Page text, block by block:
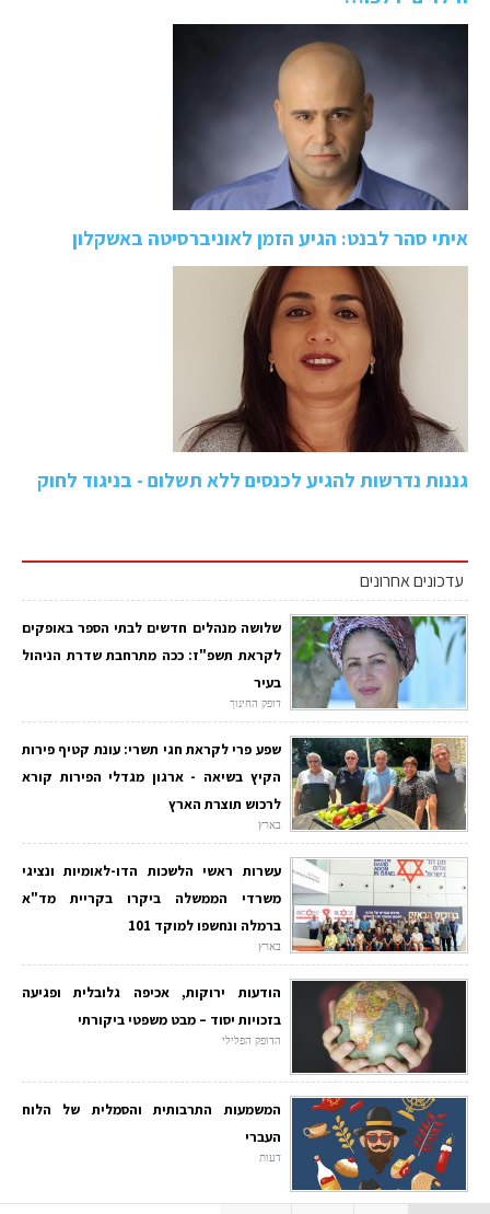
איתי סהר לבנט: הגיע הזמן לאוניברסיטה באשקלון
גננות נדרשות להגיע לכנסים ללא תשלום - בניגוד לחוק
עדכונים אחרונים
שלושה מנהלים חדשים לבתי הספר באופקים
לקראת תשפ"ז: ככה מתרחבת שדרת הניהול
בעיר
דופק החינוך
שפע פרי לקראת חגי תשרי: עונת קטיף פירות
הקיץ בשיאה - ארגון מגדלי הפירות קורא
לרכוש תוצרת הארץ
בארץ
עשרות ראשי הלשכות הדו-לאומיות ונציגי
משרדי הממשלה ביקרו בקריית מד"א
ברמלה ונחשפו למוקד 101
בארץ
הודעות ירוקות, אכיפה גלובלית ופגיעה
בזכויות יסוד – מבט משפטי ביקורתי
הדופק הפלילי
המשמעות התרבותית והסמלית של הלוח
העברי
דעות